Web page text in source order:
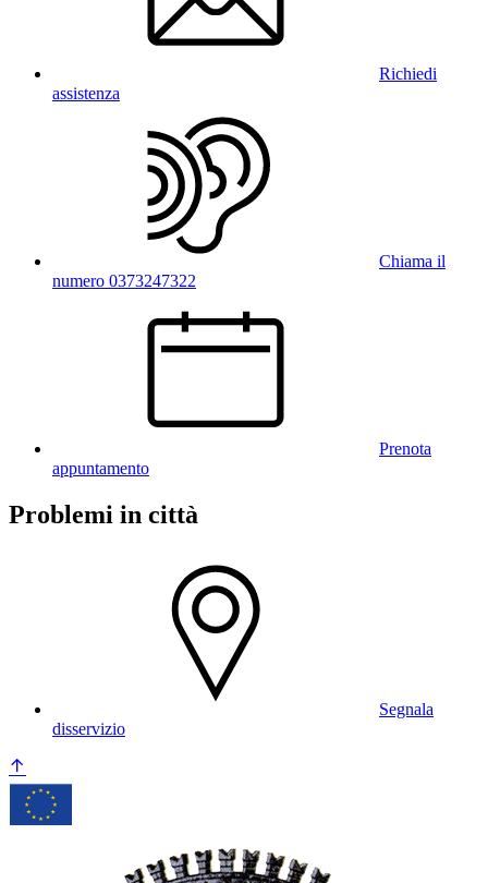
Richiedi
assistenza
Chiama il
numero 0373247322
Prenota
appuntamento
Problemi in città
Segnala
disservizio